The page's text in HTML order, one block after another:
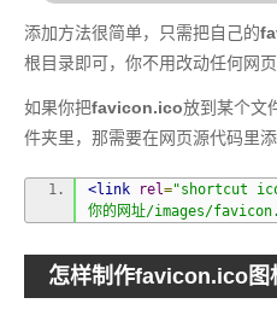
添加方法很简单，只需把自己的
根目录即可，你不用改动任何网页
如果你把favicon.ico放到某个文
件夹里，那需要在网页源代码里添
<link rel="shortcut
你的网址/images/
怎样制作favicon.ico图